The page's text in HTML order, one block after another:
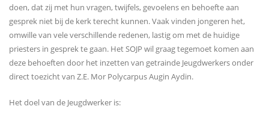
doen, dat zij met hun vragen, twijfels, gevoelens en behoefte aan
gesprek niet bij de kerk terecht kunnen. Vaak vinden jongeren het,
omwille van vele verschillende redenen, lastig om met de huidige
priesters in gesprek te gaan. Het SOJP wil graag tegemoet komen aan
deze behoeften door het inzetten van getrainde Jeugdwerkers onder
direct toezicht van Z.E. Mor Polycarpus Augin Aydin.
Het doel van de Jeugdwerker is: